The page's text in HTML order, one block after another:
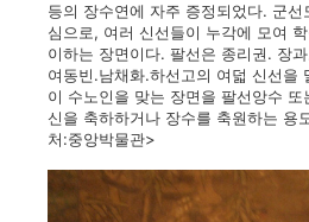
등의 장수연에 자주 증정되었다. 군
심으로, 여러 신선들이 누각에 모여
이하는 장면이다. 팔선은 종리권. 장
여동빈.남채화.하선고의 여덟 신선을
이 수노인을 맞는 장면을 팔선앙수 또
신을 축하하거나 장수를 축원하는 용
처:중앙박물관>